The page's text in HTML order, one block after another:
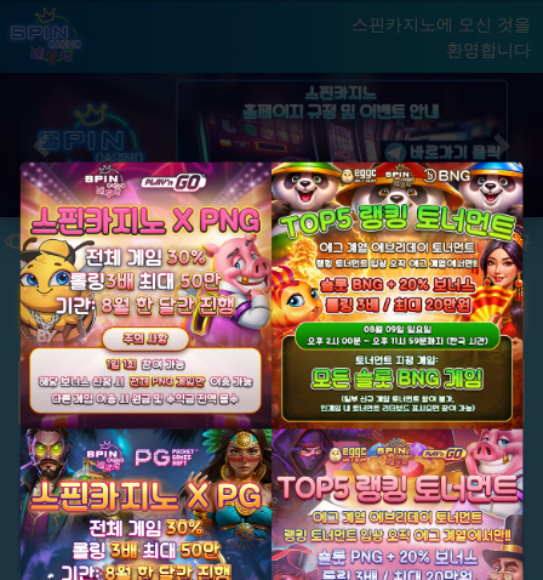
스핀카지노에 오신 것을
환영합니다
게임
Previous
Next
★ 국내 최초, 국내 슬롯 1등 에그계열 ★ ★ 신규